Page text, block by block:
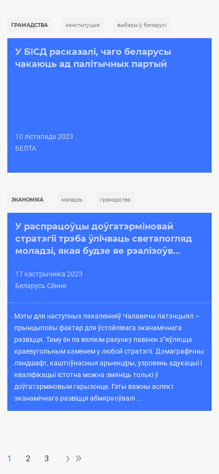
ГРАМАДСТВА канстытуцыя выбары ў беларусі
У БІСД расказалі, чаго беларусы
чакаюць ад палітычных партый
10 лістапада 2023
БЕЛТА
ЭКАНОМІКА моладзь грамадства
У распрацоўцы доўгатэрміновай
стратэгіі трэба ўлічваць светапогляд
моладзі, якая будзе яе рэалізоўв...
17 кастрычніка 2023
Беларусь Сёння
Мэты для наступных пакаленняў Чалавечы патэнцыял –
прынцыповы фактар для ўстойлівага эканамічнага
развіцця. Таму ён па вялікім рахунку павінен з“яўляцца
краевугольным каменем у любой стратэгіі. Дэмаграфічны
ландшафт, каштоўнасныя арыенціры, узровень адукацыі і
кваліфікацыі істотна можна змяніць толькі ў
доўгатэрміновым гарызонце. Гэты важны аспект
эканамічнага развіцця абмяркоўвалі ...
Pagination
1 2 3 › Next ›
»